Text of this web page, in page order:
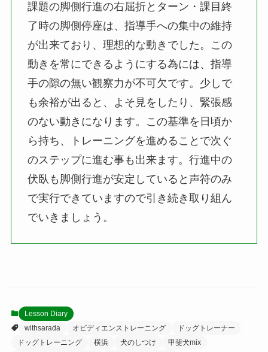
課題の脚側行進の右屈折とターン・課目終
了時の脚側停座は、指導手への集中の維持
が出来ており、理想的な動きでした。この
動きを常にできるようにする為には、指導
手の隙の無い観察力が不可欠です。少しで
も余裕が出ると、よそ見をしたり、緊張感
のない動きになります。この基準を日頃か
ら持ち、トレーニングを進めることで次ぐ
のステップに進む事も出来ます。行進中の
伏臥も脚側行進が安定していると声符のみ
で実行できていますので引き続き取り組ん
でいきましょう。
Lesson Diary
withsarada
オビディエンストレーニング
ドッグトレーナー
ドッグトレーニング
横浜 犬のしつけ
甲斐犬mix